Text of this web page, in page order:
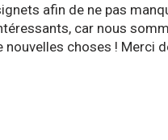
afin de ne pas
car nous
nouvelles choses ! Merci